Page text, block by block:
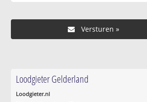
Loodgieter Gelderland
Loodgieter.nl